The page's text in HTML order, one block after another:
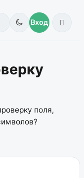
Вход
поля,